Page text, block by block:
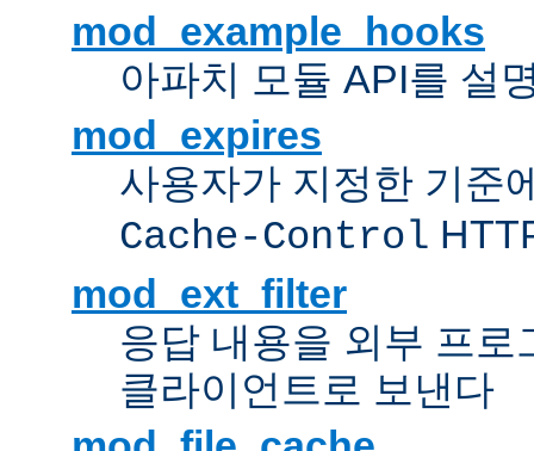
mod_example_hooks
아파치 모듈 API를 설
mod_expires
사용자가 지정한 기준
Cache-Control
mod_ext_filter
응답 내용을 외부 프로
클라이언트로 보낸다